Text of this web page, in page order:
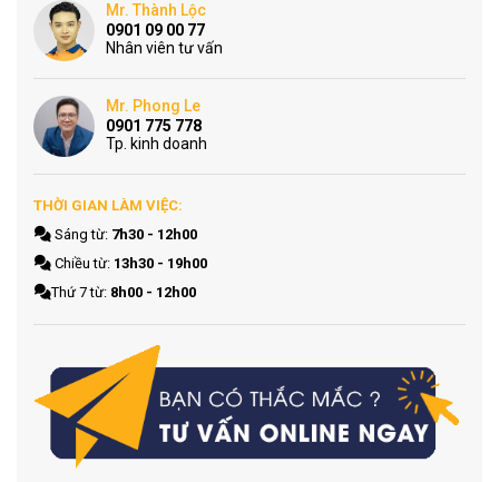
Mr. Thành Lộc
0901 09 00 77
Nhân viên tư vấn
Mr. Phong Le
0901 775 778
Tp. kinh doanh
THỜI GIAN LÀM VIỆC:
Sáng từ: 7h30 - 12h00
Chiều từ: 13h30 - 19h00
Thứ 7 từ: 8h00 - 12h00